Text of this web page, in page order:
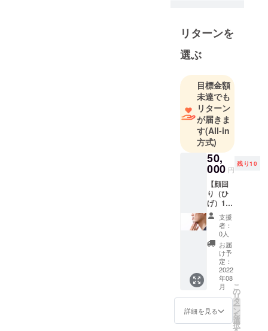
リターンを
選ぶ
目標金額
未達でも
リターン
が届きま
す(All-in
方式)
50,
000 円
残り10
【顔回
り（ひ
げ）1年
間通い
放題
コー
ス】 顔
部分
鼻下・
口下・
あご・
おで
こ・ほ
ほ・首
等の髭
の生え
支援
者：
0人
お届
け予
定：
2022
年08
月
詳細を見る
こ
の
リ
タ
ー
ン
を
選
択